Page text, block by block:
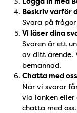
Beskriv varför
Svara på
Vi läser dina
Svaren är ett
av ditt ärende.
bemannad.
Chatta med oss
När vi svarar
via länken eller
chatta med